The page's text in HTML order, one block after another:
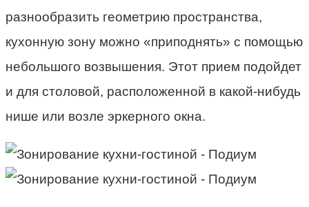
разнообразить геометрию пространства,
кухонную зону можно «приподнять» с помощью
небольшого возвышения. Этот прием подойдет
и для столовой, расположенной в какой-нибудь
нише или возле эркерного окна.